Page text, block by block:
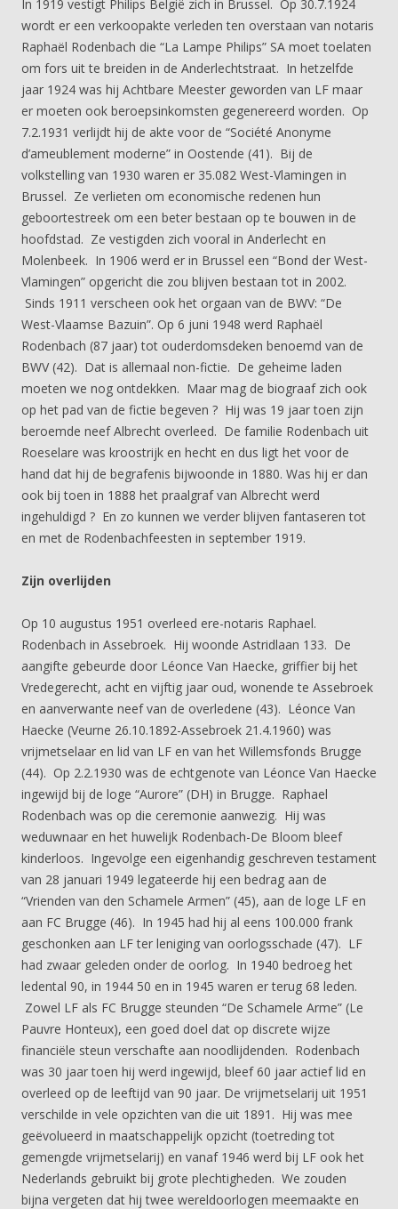
In 1919 vestigt Philips België zich in Brussel. Op 30.7.1924
wordt er een verkoopakte verleden ten overstaan van notaris
Raphaël Rodenbach die “La Lampe Philips” SA moet toelaten
om fors uit te breiden in de Anderlechtstraat. In hetzelfde
jaar 1924 was hij Achtbare Meester geworden van LF maar
er moeten ook beroepsinkomsten gegenereerd worden. Op
7.2.1931 verlijdt hij de akte voor de “Société Anonyme
d’ameublement moderne” in Oostende (41). Bij de
volkstelling van 1930 waren er 35.082 West-Vlamingen in
Brussel. Ze verlieten om economische redenen hun
geboortestreek om een beter bestaan op te bouwen in de
hoofdstad. Ze vestigden zich vooral in Anderlecht en
Molenbeek. In 1906 werd er in Brussel een “Bond der West-
Vlamingen” opgericht die zou blijven bestaan tot in 2002.
Sinds 1911 verscheen ook het orgaan van de BWV: “De
West-Vlaamse Bazuin”. Op 6 juni 1948 werd Raphaël
Rodenbach (87 jaar) tot ouderdomsdeken benoemd van de
BWV (42). Dat is allemaal non-fictie. De geheime laden
moeten we nog ontdekken. Maar mag de biograaf zich ook
op het pad van de fictie begeven ? Hij was 19 jaar toen zijn
beroemde neef Albrecht overleed. De familie Rodenbach uit
Roeselare was kroostrijk en hecht en dus ligt het voor de
hand dat hij de begrafenis bijwoonde in 1880. Was hij er dan
ook bij toen in 1888 het praalgraf van Albrecht werd
ingehuldigd ? En zo kunnen we verder blijven fantaseren tot
en met de Rodenbachfeesten in september 1919.
Zijn overlijden
Op 10 augustus 1951 overleed ere-notaris Raphael.
Rodenbach in Assebroek. Hij woonde Astridlaan 133. De
aangifte gebeurde door Léonce Van Haecke, griffier bij het
Vredegerecht, acht en vijftig jaar oud, wonende te Assebroek
en aanverwante neef van de overledene (43). Léonce Van
Haecke (Veurne 26.10.1892-Assebroek 21.4.1960) was
vrijmetselaar en lid van LF en van het Willemsfonds Brugge
(44). Op 2.2.1930 was de echtgenote van Léonce Van Haecke
ingewijd bij de loge “Aurore” (DH) in Brugge. Raphael
Rodenbach was op die ceremonie aanwezig. Hij was
weduwnaar en het huwelijk Rodenbach-De Bloom bleef
kinderloos. Ingevolge een eigenhandig geschreven testament
van 28 januari 1949 legateerde hij een bedrag aan de
“Vrienden van den Schamele Armen” (45), aan de loge LF en
aan FC Brugge (46). In 1945 had hij al eens 100.000 frank
geschonken aan LF ter leniging van oorlogsschade (47). LF
had zwaar geleden onder de oorlog. In 1940 bedroeg het
ledental 90, in 1944 50 en in 1945 waren er terug 68 leden.
Zowel LF als FC Brugge steunden “De Schamele Arme” (Le
Pauvre Honteux), een goed doel dat op discrete wijze
financiële steun verschafte aan noodlijdenden. Rodenbach
was 30 jaar toen hij werd ingewijd, bleef 60 jaar actief lid en
overleed op de leeftijd van 90 jaar. De vrijmetselarij uit 1951
verschilde in vele opzichten van die uit 1891. Hij was mee
geëvolueerd in maatschappelijk opzicht (toetreding tot
gemengde vrijmetselarij) en vanaf 1946 werd bij LF ook het
Nederlands gebruikt bij grote plechtigheden. We zouden
bijna vergeten dat hij twee wereldoorlogen meemaakte en